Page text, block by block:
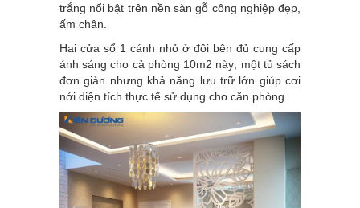
trắng nổi bật trên nền sàn gỗ công nghiệp đẹp,
ấm chân.
Hai cửa sổ 1 cánh nhỏ ở đôi bên đủ cung cấp
ánh sáng cho cả phòng 10m2 này; một tủ sách
đơn giản nhưng khả năng lưu trữ lớn giúp cơi
nới diện tích thực tế sử dụng cho căn phòng.